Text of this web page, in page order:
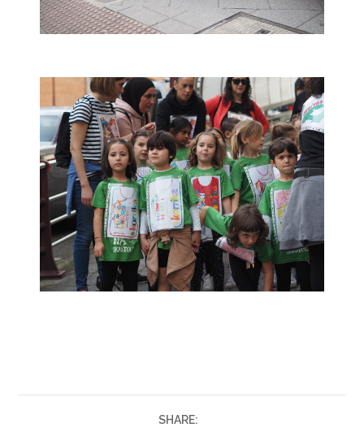
SHARE: